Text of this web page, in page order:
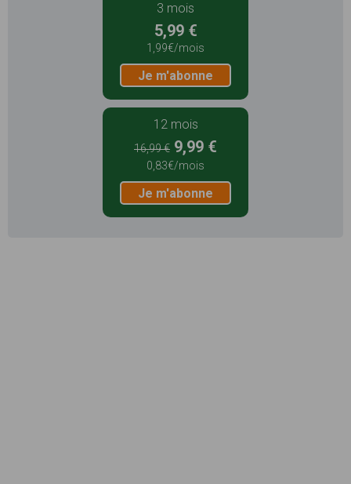
3 mois
5,99 €
1,99€/mois
Je m'abonne
12 mois
16,99 € 9,99 €
0,83€/mois
Je m'abonne